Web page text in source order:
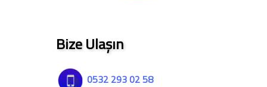
Bize Ulaşın
0532 293 02 58